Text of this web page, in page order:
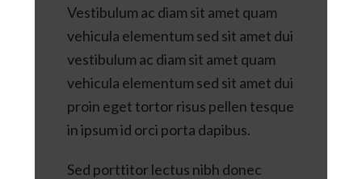
Vestibulum ac diam sit amet quam
vehicula elementum sed sit amet dui
vestibulum ac diam sit amet quam
vehicula elementum sed sit amet dui
proin eget tortor risus pellen tesque
in ipsum id orci porta dapibus.
Sed porttitor lectus nibh donec